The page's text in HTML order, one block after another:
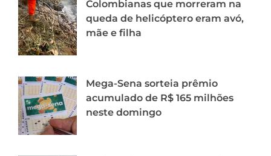
Colombianas que morreram na
queda de helicóptero eram avó,
mãe e filha
Mega-Sena sorteia prêmio
acumulado de R$ 165 milhões
neste domingo